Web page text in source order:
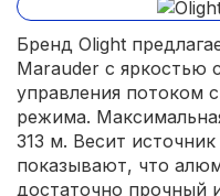
Бренд Olight
Marauder с яркостью
управления потоком
режима.
313 м. Весит
показывают, что
достаточно прочный